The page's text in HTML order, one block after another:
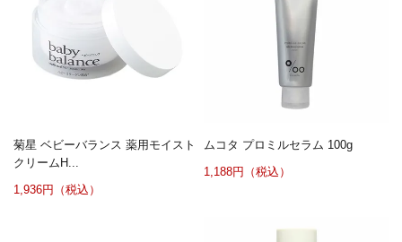
菊星 ベビーバランス 薬用モイスト
クリームH...
1,936円（税込）
ムコタ プロミルセラム 100g
1,188円（税込）